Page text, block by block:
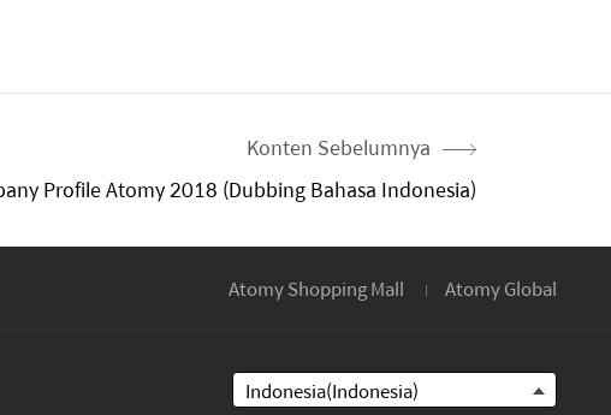
Konten Sebelumnya
Profile Atomy 2018 (Dubbing Bahasa Indonesia)
Atomy Shopping Mall Atomy Global
Indonesia(Indonesia)